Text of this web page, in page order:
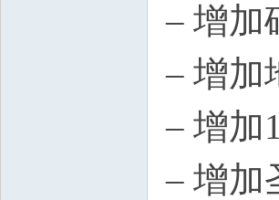
– 增加
– 增加
– 增加
– 增加